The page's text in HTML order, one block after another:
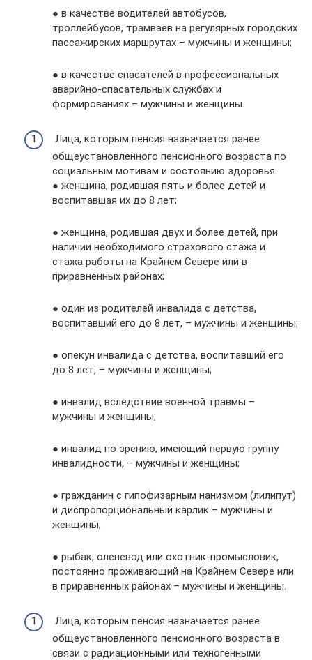
● в качестве водителей автобусов,
троллейбусов, трамваев на регулярных городских
пассажирских маршрутах – мужчины и женщины;
● в качестве спасателей в профессиональных
аварийно-спасательных службах и
формированиях – мужчины и женщины.
Лица, которым пенсия назначается ранее
общеустановленного пенсионного возраста по
социальным мотивам и состоянию здоровья:
● женщина, родившая пять и более детей и
воспитавшая их до 8 лет;
● женщина, родившая двух и более детей, при
наличии необходимого страхового стажа и
стажа работы на Крайнем Севере или в
приравненных районах;
● один из родителей инвалида с детства,
воспитавший его до 8 лет, – мужчины и женщины;
● опекун инвалида с детства, воспитавший его
до 8 лет, – мужчины и женщины;
● инвалид вследствие военной травмы –
мужчины и женщины;
● инвалид по зрению, имеющий первую группу
инвалидности, – мужчины и женщины;
● гражданин с гипофизарным нанизмом (лилипут)
и диспропорциональный карлик – мужчины и
женщины;
● рыбак, оленевод или охотник-промысловик,
постоянно проживающий на Крайнем Севере или
в приравненных районах – мужчины и женщины.
Лица, которым пенсия назначается ранее
общеустановленного пенсионного возраста в
связи с радиационными или техногенными